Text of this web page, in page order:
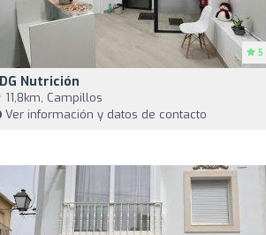
5
Nutrición
11,8km, Campillos
Ver información y datos de contacto